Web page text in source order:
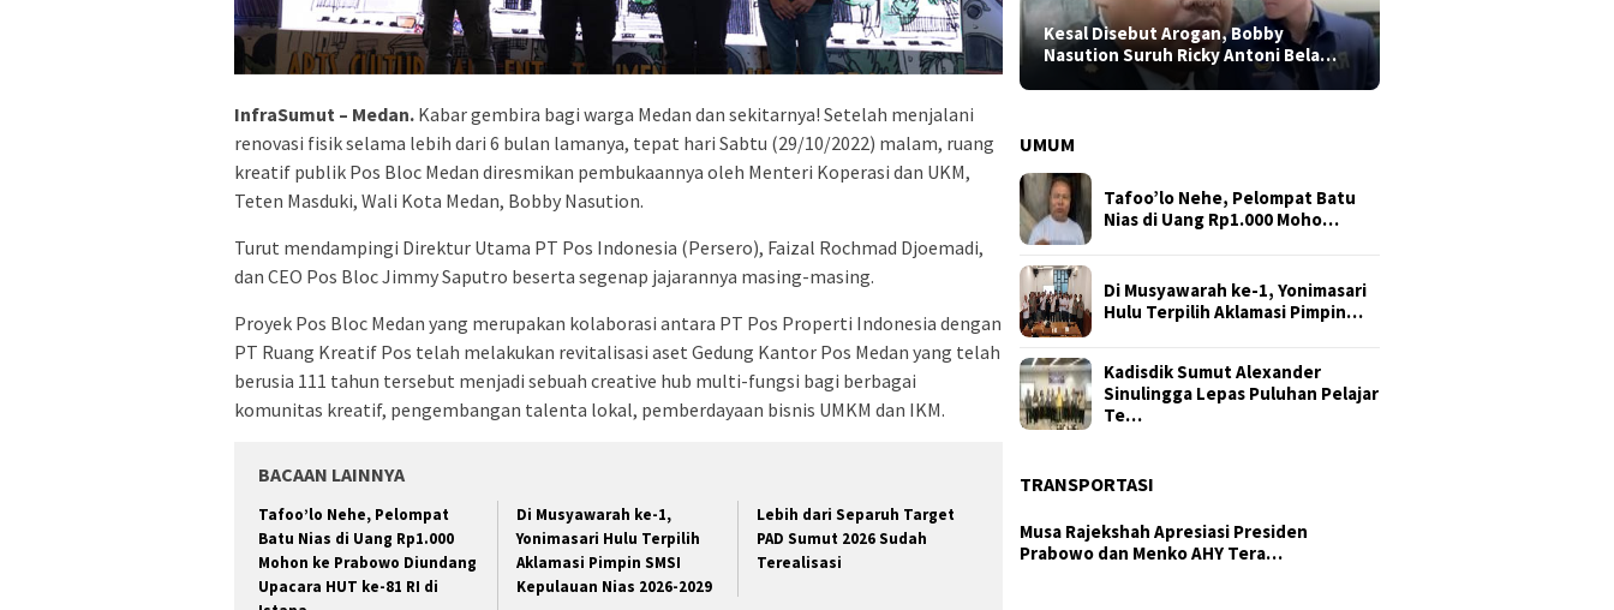
InfraSumut – Medan. Kabar gembira bagi warga Medan dan sekitarnya! Setelah menjalani
renovasi fisik selama lebih dari 6 bulan lamanya, tepat hari Sabtu (29/10/2022) malam, ruang
kreatif publik Pos Bloc Medan diresmikan pembukaannya oleh Menteri Koperasi dan UKM,
Teten Masduki, Wali Kota Medan, Bobby Nasution.
Turut mendampingi Direktur Utama PT Pos Indonesia (Persero), Faizal Rochmad Djoemadi,
dan CEO Pos Bloc Jimmy Saputro beserta segenap jajarannya masing-masing.
Proyek Pos Bloc Medan yang merupakan kolaborasi antara PT Pos Properti Indonesia dengan
PT Ruang Kreatif Pos telah melakukan revitalisasi aset Gedung Kantor Pos Medan yang telah
berusia 111 tahun tersebut menjadi sebuah creative hub multi-fungsi bagi berbagai
komunitas kreatif, pengembangan talenta lokal, pemberdayaan bisnis UMKM dan IKM.
BACAAN LAINNYA
Tafoo’lo Nehe, Pelompat
Batu Nias di Uang Rp1.000
Mohon ke Prabowo Diundang
Upacara HUT ke-81 RI di
Di Musyawarah ke-1,
Yonimasari Hulu Terpilih
Aklamasi Pimpin SMSI
Kepulauan Nias 2026-2029
Lebih dari Separuh Target
PAD Sumut 2026 Sudah
Terealisasi
Kesal Disebut Arogan, Bobby
Nasution Suruh Ricky Antoni Bela…
UMUM
Tafoo’lo Nehe, Pelompat Batu
Nias di Uang Rp1.000 Moho…
Di Musyawarah ke-1, Yonimasari
Hulu Terpilih Aklamasi Pimpin…
Kadisdik Sumut Alexander
Sinulingga Lepas Puluhan Pelajar
Te…
TRANSPORTASI
Musa Rajekshah Apresiasi Presiden
Prabowo dan Menko AHY Tera…